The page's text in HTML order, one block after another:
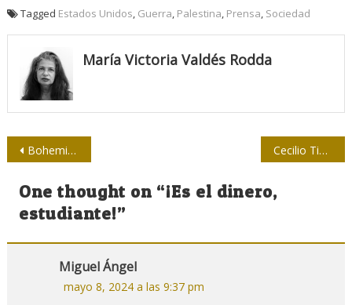
Tagged Estados Unidos, Guerra, Palestina, Prensa, Sociedad
María Victoria Valdés Rodda
Navegación
de
entradas
Bohemia: a 116 años, el valor de la memoria Cecilio Tieles Ferrer, con un premio que se premia
One thought on “¡Es el dinero,
estudiante!”
Miguel Ángel
mayo 8, 2024 a las 9:37 pm